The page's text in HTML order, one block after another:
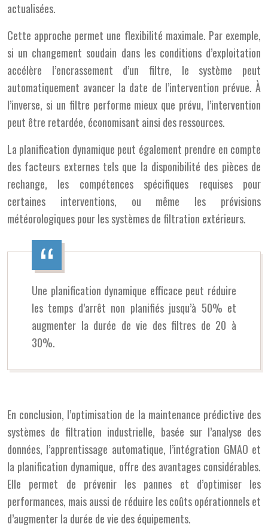
actualisées.
Cette approche permet une flexibilité maximale. Par exemple,
si un changement soudain dans les conditions d’exploitation
accélère l’encrassement d’un filtre, le système peut
automatiquement avancer la date de l’intervention prévue. À
l’inverse, si un filtre performe mieux que prévu, l’intervention
peut être retardée, économisant ainsi des ressources.
La planification dynamique peut également prendre en compte
des facteurs externes tels que la disponibilité des pièces de
rechange, les compétences spécifiques requises pour
certaines interventions, ou même les prévisions
météorologiques pour les systèmes de filtration extérieurs.
Une planification dynamique efficace peut réduire
les temps d’arrêt non planifiés jusqu’à 50% et
augmenter la durée de vie des filtres de 20 à
30%.
En conclusion, l’optimisation de la maintenance prédictive des
systèmes de filtration industrielle, basée sur l’analyse des
données, l’apprentissage automatique, l’intégration GMAO et
la planification dynamique, offre des avantages considérables.
Elle permet de prévenir les pannes et d’optimiser les
performances, mais aussi de réduire les coûts opérationnels et
d’augmenter la durée de vie des équipements.